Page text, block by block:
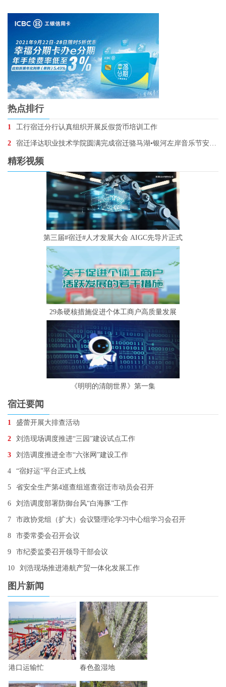
热点排行
1 工行宿迁分行认真组织开展反假货币培训工作
2 宿迁泽达职业技术学院圆满完成宿迁骆马湖•银河左岸音乐节安保任务
精彩视频
第三届#宿迁#人才发展大会 AIGC先导片正式
29条硬核措施促进个体工商户高质量发展
《明明的清朗世界》第一集
宿迁要闻
1 盛蕾开展大排查活动
2 刘浩现场调度推进“三园”建设试点工作
3 刘浩调度推进全市“六张网”建设工作
4 “宿好运”平台正式上线
5 省安全生产第4巡查组巡查宿迁市动员会召开
6 刘浩调度部署防御台风“白海豚”工作
7 市政协党组（扩大）会议暨理论学习中心组学习会召开
8 市委常委会召开会议
9 市纪委监委召开领导干部会议
10 刘浩现场推进港航产贸一体化发展工作
图片新闻
港口运输忙 春色盈湿地